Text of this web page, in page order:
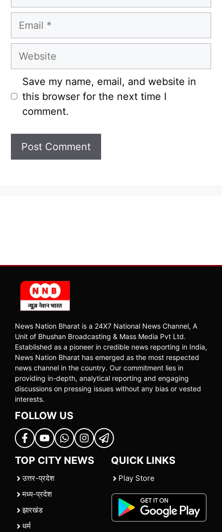
Email
Website
Save my name, email, and website in
this browser for the next time I
comment.
News Nation Bharat is a 24X7 National News Channel, A
Unit of Bhushan Broadcasting & Mass Media Pvt Ltd.
Established as a pioneer in credible news reporting in India,
News Nation Bharat has emerged as the most respected
news channel in the country. Our commitment lies in
providing in-depth, analytical reporting and engaging
discussions on pressing issues without any bias or vested
interests.
FOLLOW US
TOP CITY NEWS
उत्तर-प्रदेश
मध्य-प्रदेश
झारखंड
धर्म
QUICK LINKS
Play Store